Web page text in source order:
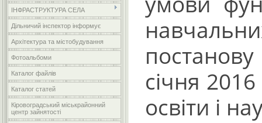
ІНФРАСТРУКТУРА СЕЛА
Дільничий інспектор інформує
Архітектура та містобудування
Фотоальбоми
Каталог файлів
Каталог статей
Кіровоградський міськрайонний
центр зайнятості
січня
освіти і